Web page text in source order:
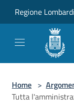
Regione
Home >
Tutta